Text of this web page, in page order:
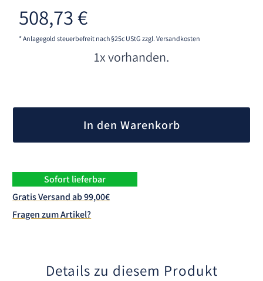
508,73€
* Anlagegold steuerbefreit nach §25c UStG zzgl. Versandkosten
1x vorhanden.
In den Warenkorb
Sofort lieferbar
Gratis Versand ab 99,00€
Fragen zum Artikel?
Details zu diesem Produkt